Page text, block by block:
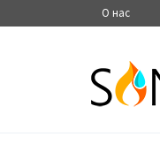
О нас